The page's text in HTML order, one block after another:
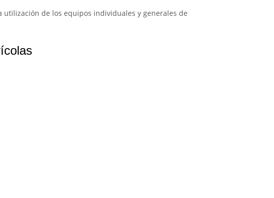
de los equipos individuales y generales de